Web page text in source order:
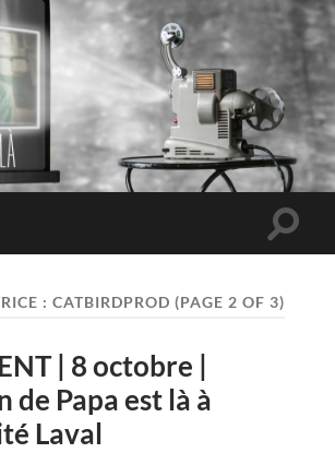
EST LÀ
Toggle
:CATBIRDPROD (PAGE 2 OF 3)
| 8 octobre |
de Papa est là à
Laval